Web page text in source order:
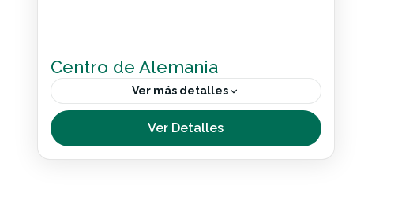
Centro de Alemania
Ver más detalles
Conoce las ciudades más destacadas del
centro de Alemania en este circuito
Ver Detalles